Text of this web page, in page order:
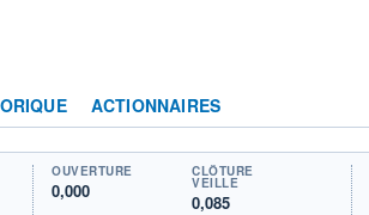
ACTIONNAIRES
OUVERTURE
0,000
CLÔTURE
VEILLE
0,085